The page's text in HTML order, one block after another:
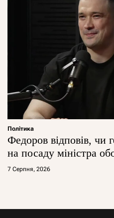
Політика
Федоров відповів, чи
на посаду міністра
7 Серпня, 2026